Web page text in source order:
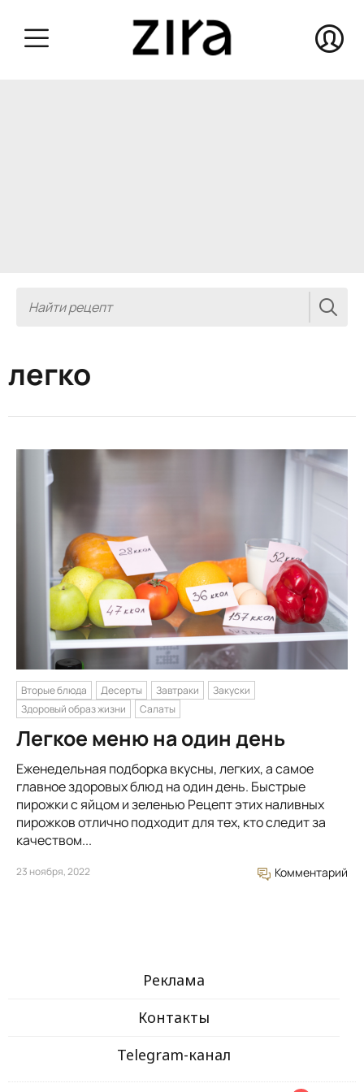
легко
Вторые блюда Десерты Завтраки
Закуски
Здоровый образ жизни
Салаты
Легкое меню на один день
Еженедельная подборка вкусны, легких, а самое
главное здоровых блюд на один день. Быстрые
пирожки с яйцом и зеленью Рецепт этих наливных
пирожков отлично подходит для тех, кто следит за
качеством...
23 ноября, 2022 Комментарий
Реклама
Контакты
Telegram-канал